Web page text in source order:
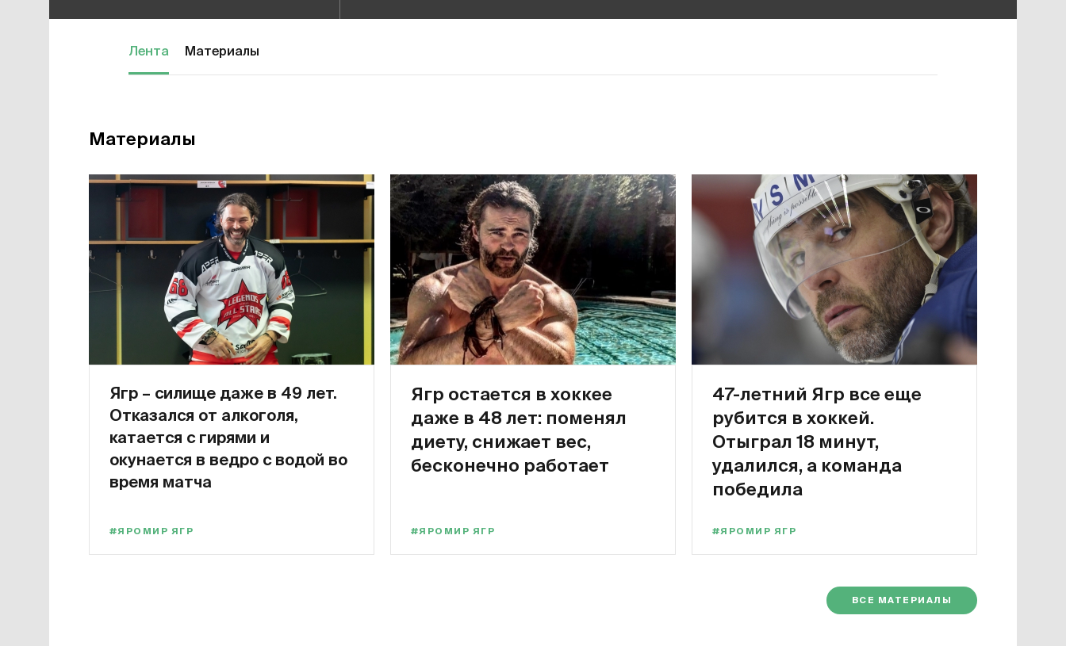
Лента Материалы
Материалы
Ягр – силище даже в 49 лет.
Отказался от алкоголя,
катается с гирями и
окунается в ведро с водой во
время матча
#ЯРОМИР ЯГР
Ягр остается в хоккее
даже в 48 лет: поменял
диету, снижает вес,
бесконечно работает
#ЯРОМИР ЯГР
47-летний Ягр все еще
рубится в хоккей.
Отыграл 18 минут,
удалился, а команда
победила
#ЯРОМИР ЯГР
ВСЕ МАТЕРИАЛЫ